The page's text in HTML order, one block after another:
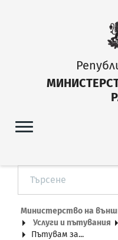
Министерство на
Услуги и пътувания
Пътувам за...